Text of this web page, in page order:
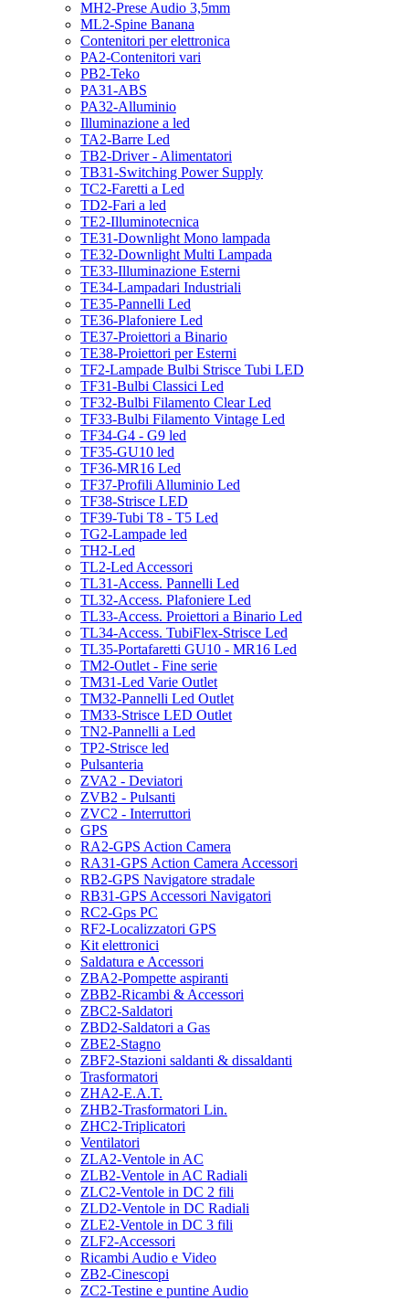
MH2-Prese Audio 3,5mm
ML2-Spine Banana
Contenitori per elettronica
PA2-Contenitori vari
PB2-Teko
PA31-ABS
PA32-Alluminio
Illuminazione a led
TA2-Barre Led
TB2-Driver - Alimentatori
TB31-Switching Power Supply
TC2-Faretti a Led
TD2-Fari a led
TE2-Illuminotecnica
TE31-Downlight Mono lampada
TE32-Downlight Multi Lampada
TE33-Illuminazione Esterni
TE34-Lampadari Industriali
TE35-Pannelli Led
TE36-Plafoniere Led
TE37-Proiettori a Binario
TE38-Proiettori per Esterni
TF2-Lampade Bulbi Strisce Tubi LED
TF31-Bulbi Classici Led
TF32-Bulbi Filamento Clear Led
TF33-Bulbi Filamento Vintage Led
TF34-G4 - G9 led
TF35-GU10 led
TF36-MR16 Led
TF37-Profili Alluminio Led
TF38-Strisce LED
TF39-Tubi T8 - T5 Led
TG2-Lampade led
TH2-Led
TL2-Led Accessori
TL31-Access. Pannelli Led
TL32-Access. Plafoniere Led
TL33-Access. Proiettori a Binario Led
TL34-Access. TubiFlex-Strisce Led
TL35-Portafaretti GU10 - MR16 Led
TM2-Outlet - Fine serie
TM31-Led Varie Outlet
TM32-Pannelli Led Outlet
TM33-Strisce LED Outlet
TN2-Pannelli a Led
TP2-Strisce led
Pulsanteria
ZVA2 - Deviatori
ZVB2 - Pulsanti
ZVC2 - Interruttori
GPS
RA2-GPS Action Camera
RA31-GPS Action Camera Accessori
RB2-GPS Navigatore stradale
RB31-GPS Accessori Navigatori
RC2-Gps PC
RF2-Localizzatori GPS
Kit elettronici
Saldatura e Accessori
ZBA2-Pompette aspiranti
ZBB2-Ricambi & Accessori
ZBC2-Saldatori
ZBD2-Saldatori a Gas
ZBE2-Stagno
ZBF2-Stazioni saldanti & dissaldanti
Trasformatori
ZHA2-E.A.T.
ZHB2-Trasformatori Lin.
ZHC2-Triplicatori
Ventilatori
ZLA2-Ventole in AC
ZLB2-Ventole in AC Radiali
ZLC2-Ventole in DC 2 fili
ZLD2-Ventole in DC Radiali
ZLE2-Ventole in DC 3 fili
ZLF2-Accessori
Ricambi Audio e Video
ZB2-Cinescopi
ZC2-Testine e puntine Audio